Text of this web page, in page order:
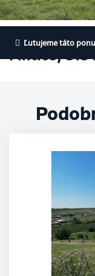
Na predaj
Ľutujeme táto